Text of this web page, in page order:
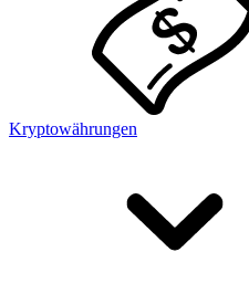
Kryptowährungen